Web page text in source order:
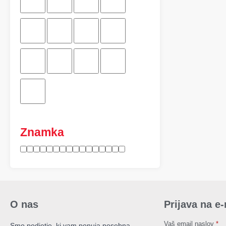
Znamka
O nas Prijava na
Vaš email naslov *